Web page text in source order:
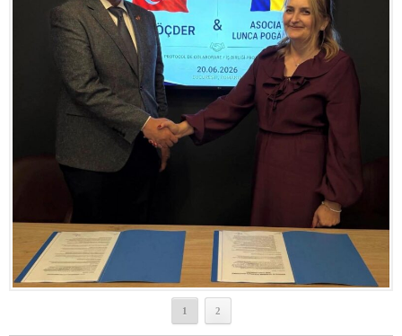
1 2